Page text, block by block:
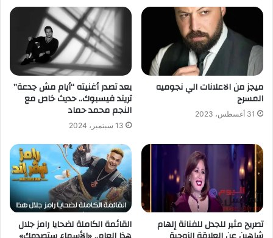
ميجز من الاعلانات الي نجوميه
المسرح
31 أغسطس، 2023
بعد تصدر أغنيته “أيام مش جدعة”
تريند فيسبوك.. حديث خاص مع
النجم محمد حماد
13 سبتمبر، 2024
تصريح مثير للجدل للفنانة إلهام القائمة الكاملة لضحايا رامز جلال